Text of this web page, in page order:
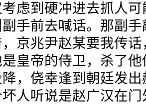
虑到硬冲进去抓人
手前去喊话。那副
京兆尹赵某要我传
皇帝的侍卫，杀了
，侥幸逢到朝廷发
听说是赵广汉在门